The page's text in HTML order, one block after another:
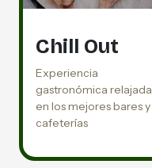
Chill Out
Experiencia
gastronómica relajada
en los mejores bares y
cafeterías